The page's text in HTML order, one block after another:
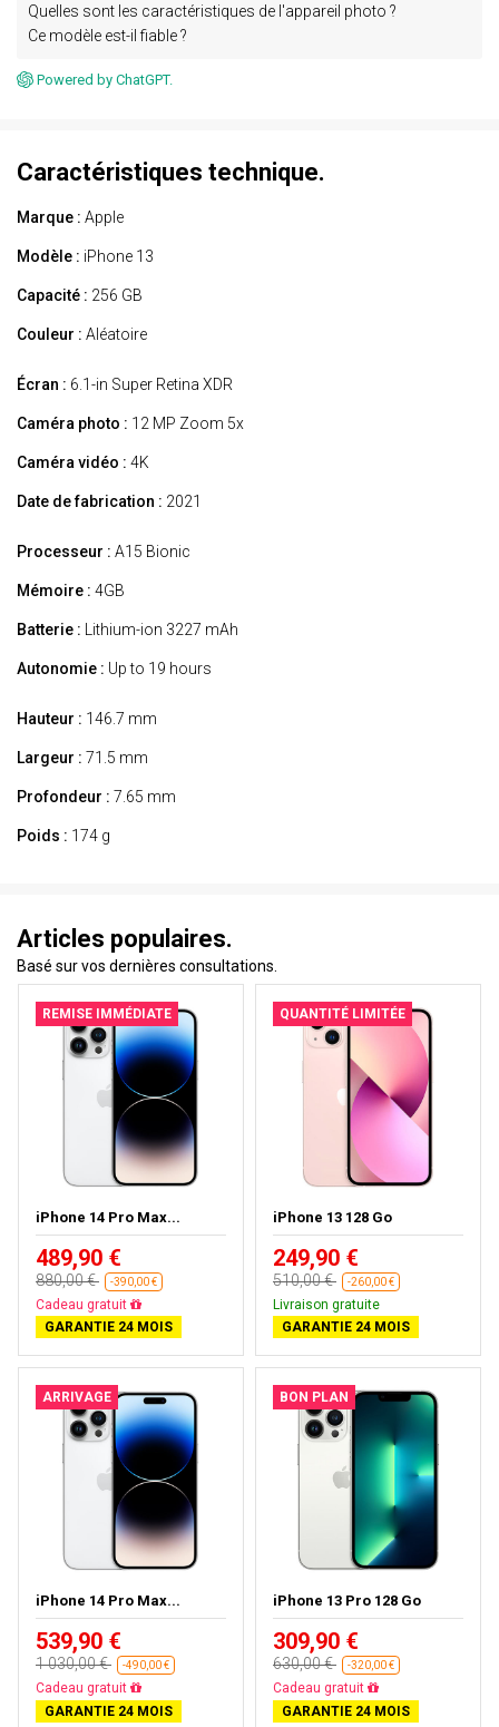
Quelles sont les caractéristiques de l'appareil photo ?
Ce modèle est-il fiable ?
Powered by ChatGPT.
Caractéristiques technique.
Marque : Apple
Modèle : iPhone 13
Capacité : 256 GB
Couleur : Aléatoire
Écran : 6.1-in Super Retina XDR
Caméra photo : 12 MP Zoom 5x
Caméra vidéo : 4K
Date de fabrication : 2021
Processeur : A15 Bionic
Mémoire : 4GB
Batterie : Lithium-ion 3227 mAh
Autonomie : Up to 19 hours
Hauteur : 146.7 mm
Largeur : 71.5 mm
Profondeur : 7.65 mm
Poids : 174 g
Articles populaires.
Basé sur vos dernières consultations.
REMISE IMMÉDIATE
iPhone 14 Pro Max...
489,90 €
880,00 € -390,00 €
Livraison gratuite
GARANTIE 24 MOIS
QUANTITÉ LIMITÉE
iPhone 13 128 Go
249,90 €
510,00 € -260,00 €
Livraison gratuite
GARANTIE 24 MOIS
ARRIVAGE
iPhone 14 Pro Max...
539,90 €
1 030,00 € -490,00 €
Livraison gratuite
GARANTIE 24 MOIS
BON PLAN
iPhone 13 Pro 128 Go
309,90 €
630,00 € -320,00 €
Livraison gratuite
GARANTIE 24 MOIS